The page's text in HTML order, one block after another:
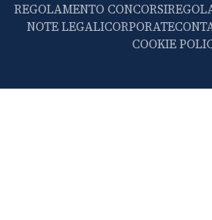
REGOLAMENTO CONCORSI
NOTE LEGALICORPORATE
COOKIE